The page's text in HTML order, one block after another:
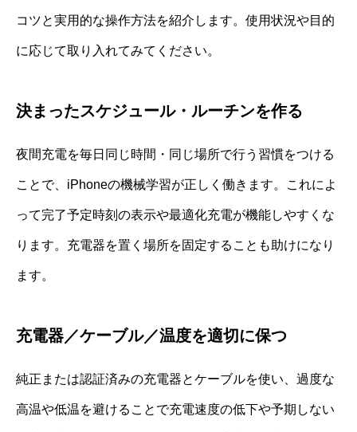
コツと実用的な操作方法を紹介します。使用状況や目的
に応じて取り入れてみてください。
決まったスケジュール・ルーチンを作る
夜間充電を毎日同じ時間・同じ場所で行う習慣をつける
ことで、iPhoneの機械学習が正しく働きます。これによ
って完了予定時刻の表示や最適化充電が機能しやすくな
ります。充電器を置く場所を固定することも助けになり
ます。
充電器／ケーブル／温度を適切に保つ
純正または認証済みの充電器とケーブルを使い、過度な
高温や低温を避けることで充電速度の低下や予期しない